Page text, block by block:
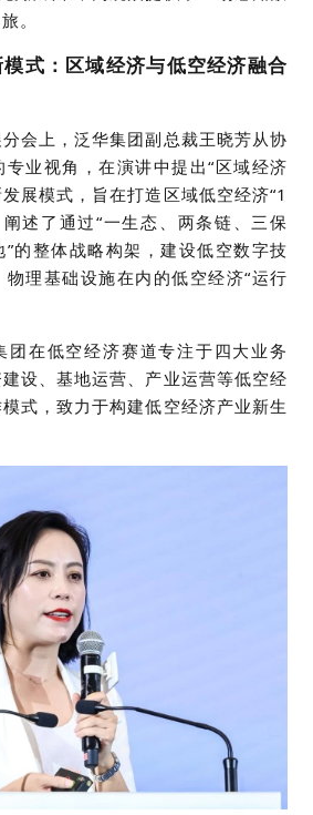
。
式：区域经济与低空经济融合
会上，泛华集团副总裁王晓芳从协
专业视角，在演讲中提出“区域经济
展模式，旨在打造区域低空经济“1
述了通过“一生态、两条链、三保
的整体战略构架，建设低空数字技
物理基础设施在内的低空经济“运行
团在低空经济赛道专注于四大业务
设、 基地运营、 产业运营等低空经
式 ，致力于构建低空经济产业新生